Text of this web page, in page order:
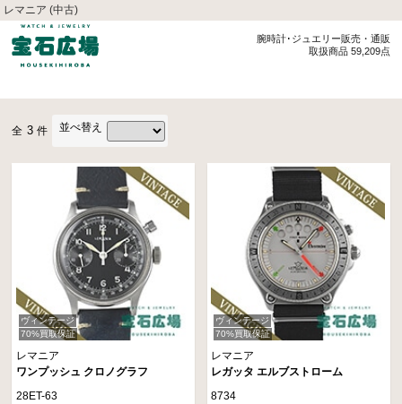
レマニア (中古)
腕時計･ジュエリー販売・通販
取扱商品 59,209点
全 3 件 並べ替え
ヴィンテージ
70%買取保証
レマニア
ワンプッシュ クロノグラフ
28ET-63
ヴィンテージ
70%買取保証
レマニア
レガッタ エルブストローム
8734